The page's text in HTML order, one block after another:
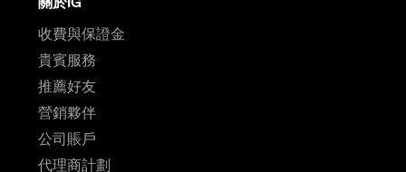
收費與保證金
貴賓服務
推薦好友
營銷夥伴
公司賬戶
代理商計劃